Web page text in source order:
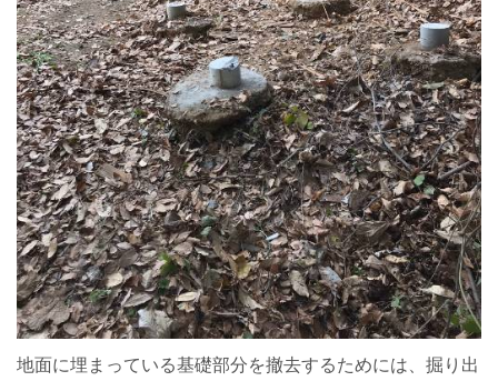
地面に埋まっている基礎部分を撤去するためには、掘り出